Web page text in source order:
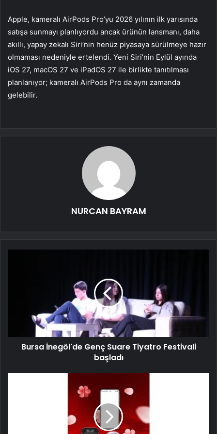
Apple, kameralı AirPods Pro’yu 2026 yılının ilk yarısında
satışa sunmayı planlıyordu ancak ürünün lansmanı, daha
akıllı, yapay zekalı Siri’nin henüz piyasaya sürülmeye hazır
olmaması nedeniyle ertelendi. Yeni Siri’nin Eylül ayında
iOS 27, macOS 27 ve iPadOS 27 ile birlikte tanıtılması
planlanıyor; kameralı AirPods Pro da aynı zamanda
gelebilir.
NURCAN BAYRAM
Bursa İnegöl'de Genç Suare Tiyatro Festivali
başladı